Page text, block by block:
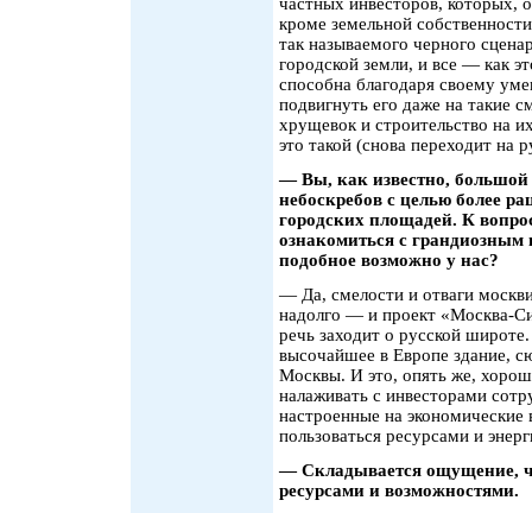
кроме земельной
так называемого черного
городской земли, и все — как
способна благодаря своему
подвигнуть его даже на такие
хрущевок и строительство на
это такой (снова переходит на
— Вы, как известно, большой
небоскребов с целью более
городских площадей. К
ознакомиться с
подобное возможно у нас?
— Да, смелости и отваги
надолго — и проект «Москва-
речь заходит о русской
высочайшее в Европе здание,
Москвы. И это, опять же,
налаживать с инвесторами
настроенные на
пользоваться ресурсами и
— Складывается ощущение,
ресурсами и возможностями.